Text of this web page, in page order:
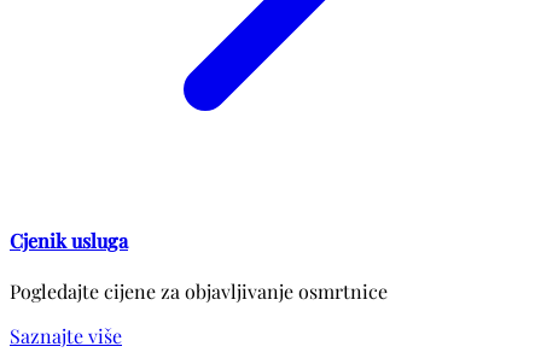
Cjenik usluga
Pogledajte cijene za objavljivanje osmrtnice
Saznajte više